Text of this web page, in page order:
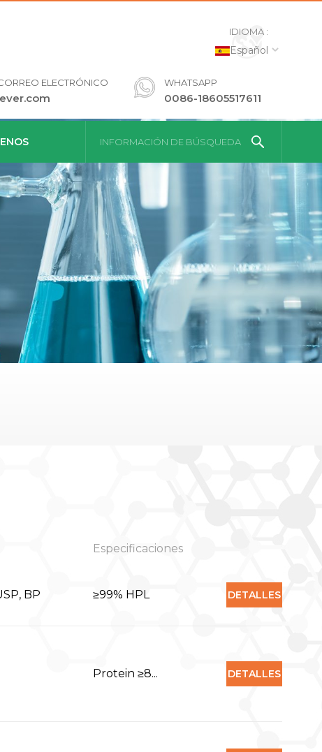
IDIOMA :
Español
ELECTRÓNICO WHATSAPP
0086-18605517611
INFORMACIÓN DE BÚSQUEDA
Especificaciones
BP ≥99% HPL DETALLES
Protein ≥8... DETALLES